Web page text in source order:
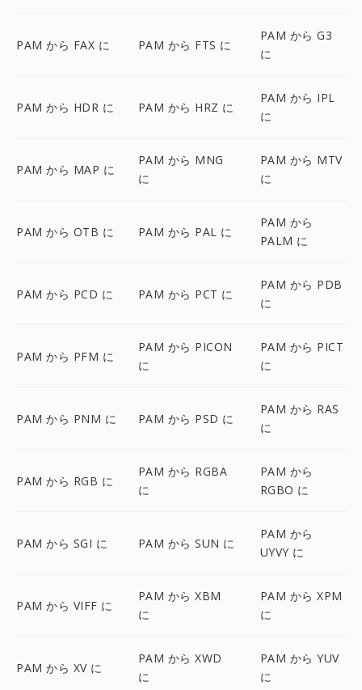
PAM から FAX に PAM から FTS に
PAM から G3
に
PAM から HDR に PAM から HRZ に
PAM から IPL
に
PAM から MAP に
PAM から MNG
に
PAM から MTV
に
PAM から OTB に PAM から PAL に
PAM から
PALM に
PAM から PCD に PAM から PCT に
PAM から PDB
に
PAM から PFM に
PAM から PICON
に
PAM から PICT
に
PAM から PNM に PAM から PSD に
PAM から RAS
に
PAM から RGB に
PAM から RGBA
に
PAM から
RGBO に
PAM から SGI に PAM から SUN に
PAM から
UYVY に
PAM から VIFF に
PAM から XBM
に
PAM から XPM
に
PAM から XV に
PAM から XWD
に
PAM から YUV
に